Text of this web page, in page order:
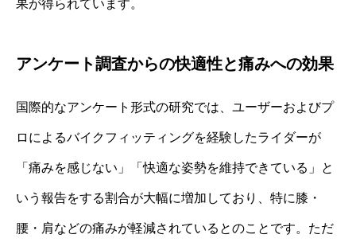
果が得られています。
アンケート調査からの快適性と痛みへの効果
国際的なアンケート形式の研究では、ユーザーおよびプ
ロによるバイクフィッティングを経験したライダーが
「痛みを感じない」「快適な姿勢を維持できている」と
いう報告をする割合が大幅に増加しており、特に膝・
腰・肩などの痛みが軽減されているとのことです。ただ